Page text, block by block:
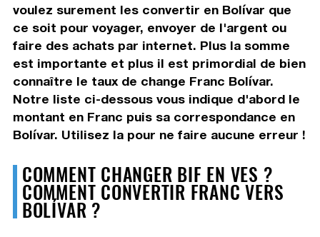
voulez surement les convertir en Bolívar que
ce soit pour voyager, envoyer de l'argent ou
faire des achats par internet. Plus la somme
est importante et plus il est primordial de bien
connaître le taux de change Franc Bolívar.
Notre liste ci-dessous vous indique d'abord le
montant en Franc puis sa correspondance en
Bolívar. Utilisez la pour ne faire aucune erreur !
COMMENT CHANGER BIF EN VES ?
COMMENT CONVERTIR FRANC VERS
BOLÍVAR ?